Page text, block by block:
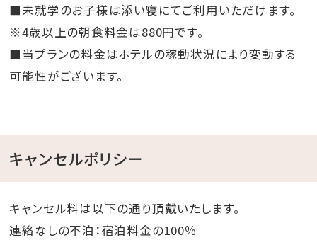
■未就学のお子様は添い寝にてご利用いただけます。
※4歳以上の朝食料金は880円です。
■当プランの料金はホテルの稼動状況により変動する
可能性がございます。
キャンセルポリシー
キャンセル料は以下の通り頂戴いたします。
連絡なしの不泊：宿泊料金の100％